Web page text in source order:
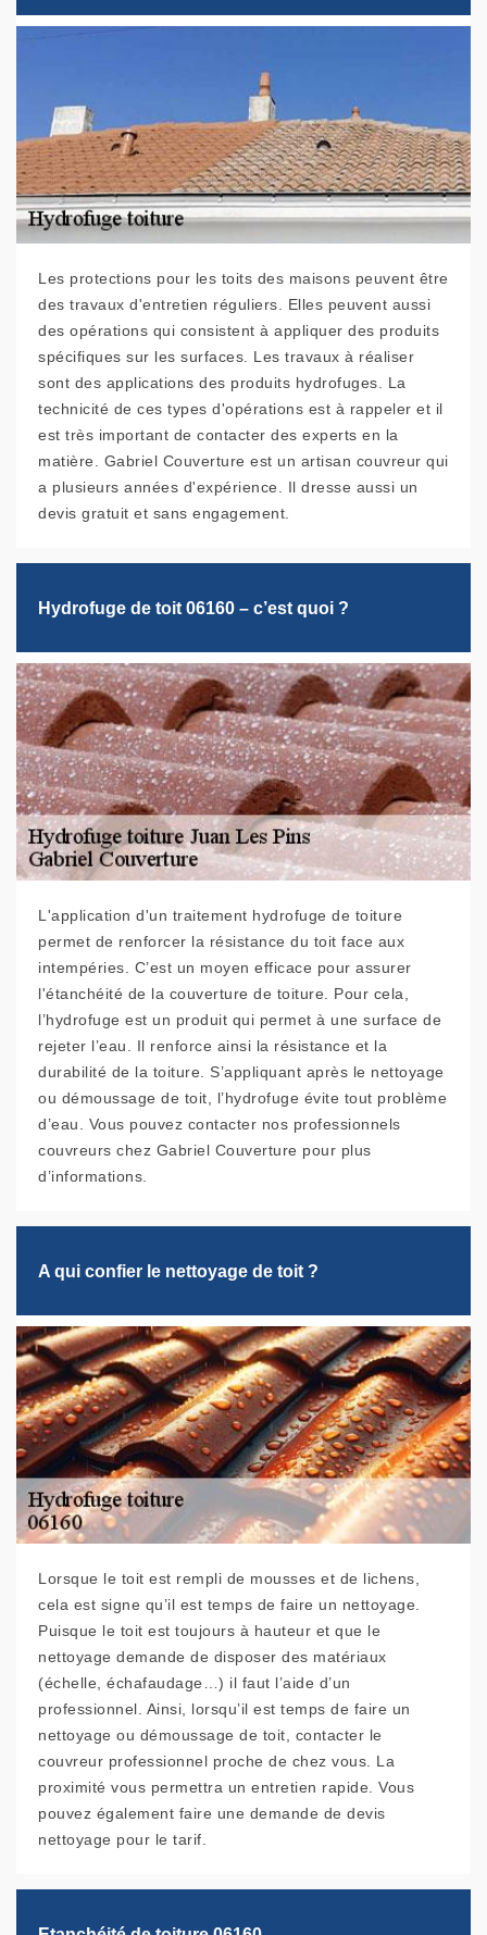
Les protections pour les toits des maisons peuvent être
des travaux d'entretien réguliers. Elles peuvent aussi
des opérations qui consistent à appliquer des produits
spécifiques sur les surfaces. Les travaux à réaliser
sont des applications des produits hydrofuges. La
technicité de ces types d'opérations est à rappeler et il
est très important de contacter des experts en la
matière. Gabriel Couverture est un artisan couvreur qui
a plusieurs années d'expérience. Il dresse aussi un
devis gratuit et sans engagement.
Hydrofuge de toit 06160 – c’est quoi ?
L'application d'un traitement hydrofuge de toiture
permet de renforcer la résistance du toit face aux
intempéries. C’est un moyen efficace pour assurer
l'étanchéité de la couverture de toiture. Pour cela,
l’hydrofuge est un produit qui permet à une surface de
rejeter l’eau. Il renforce ainsi la résistance et la
durabilité de la toiture. S’appliquant après le nettoyage
ou démoussage de toit, l’hydrofuge évite tout problème
d’eau. Vous pouvez contacter nos professionnels
couvreurs chez Gabriel Couverture pour plus
d’informations.
A qui confier le nettoyage de toit ?
Lorsque le toit est rempli de mousses et de lichens,
cela est signe qu’il est temps de faire un nettoyage.
Puisque le toit est toujours à hauteur et que le
nettoyage demande de disposer des matériaux
(échelle, échafaudage…) il faut l’aide d’un
professionnel. Ainsi, lorsqu’il est temps de faire un
nettoyage ou démoussage de toit, contacter le
couvreur professionnel proche de chez vous. La
proximité vous permettra un entretien rapide. Vous
pouvez également faire une demande de devis
nettoyage pour le tarif.